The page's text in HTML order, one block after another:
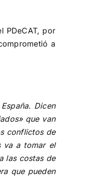
PDeCAT, por
a
Dicen
que van
conflictos de
va a tomar el
las costas de
que pueden